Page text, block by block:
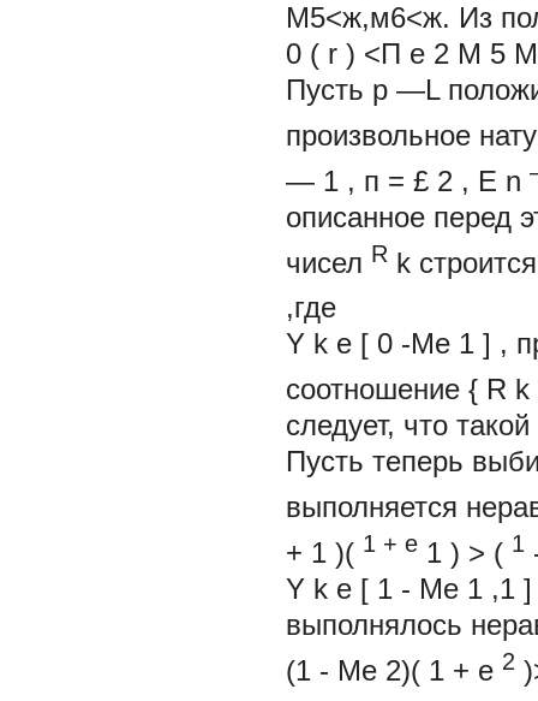
M5<ж,м6<ж. Из
0 ( r ) <П е 2 M 5
Пусть р —L
произвольное
— 1 , п = £ 2 , E n
описанное перед
чисел R k
,где
Y k e [ 0 -Me 1 ] ,
соотношение { R k
следует, что
Пусть теперь
выполняется
+ 1 )( 1 + e 1 ) > ( 1
Y k e [ 1 - Me 1 ,1 ]
выполнялось
(1 - Me 2)( 1 + e 2